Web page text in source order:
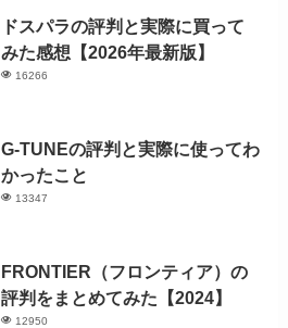
ドスパラの評判と実際に買って
みた感想【2026年最新版】
16266
G-TUNEの評判と実際に使ってわ
かったこと
13347
FRONTIER（フロンティア）の
評判をまとめてみた【2024】
12950